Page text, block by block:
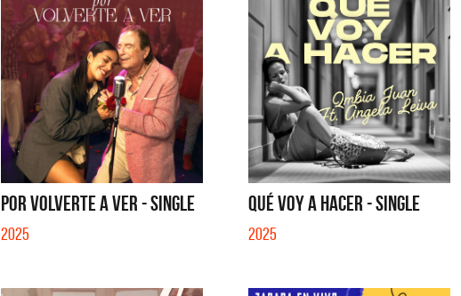
POR VOLVERTE A VER - SINGLE
2025
QUÉ VOY A HACER - SINGLE
2025